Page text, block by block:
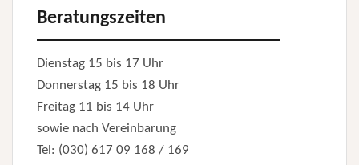
Beratungszeiten
Dienstag 15 bis 17 Uhr
Donnerstag 15 bis 18 Uhr
Freitag 11 bis 14 Uhr
sowie nach Vereinbarung
Tel: (030) 617 09 168 / 169